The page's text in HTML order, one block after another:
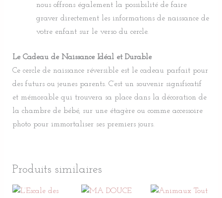
nous offrons également la possibilité de faire
graver directement les informations de naissance de
votre enfant sur le verso du cercle.
Le Cadeau de Naissance Idéal et Durable
Ce cercle de naissance réversible est le cadeau parfait pour
des futurs ou jeunes parents. C’est un souvenir significatif
et mémorable qui trouvera sa place dans la décoration de
la chambre de bébé, sur une étagère ou comme accessoire
photo pour immortaliser ses premiers jours.
Produits similaires